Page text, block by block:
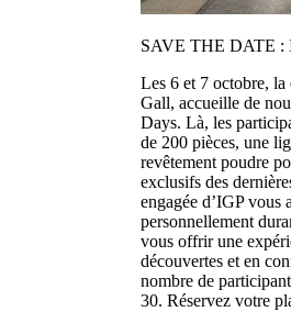
SAVE THE DATE :
Les 6 et 7 octobre,
Gall, accueille de
Days. Là, les
de 200 pièces, une
revêtement poudre
exclusifs des
engagée d’IGP vous
personnellement
vous offrir une
découvertes et en
nombre de
30. Réservez votre